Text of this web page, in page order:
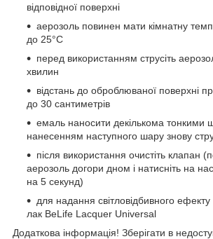
відповідної поверхні
аерозоль повинен мати кімнатну
до 25°C
перед використанням струсіть
хвилин
відстань до оброблюваної поверхні
до 30 сантиметрів
емаль наносити декількома
нанесенням наступного шару знову
після використання очистіть клапан
аерозоль догори дном і натисніть на
на 5 секунд)
для надання світловідбивного
лак BeLife Lacquer Universal
Додаткова інформація! Зберігати в